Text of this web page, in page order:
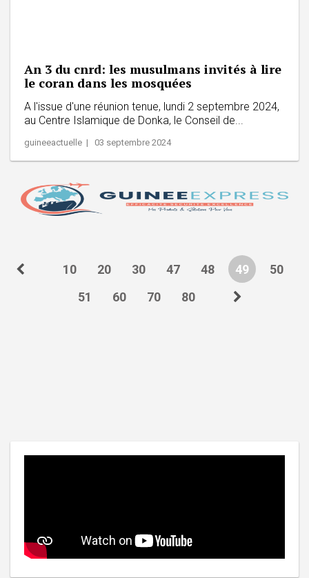
An 3 du cnrd: les musulmans invités à lire
le coran dans les mosquées
A l'issue d'une réunion tenue, lundi 2 septembre 2024,
au Centre Islamique de Donka, le Conseil de...
guineeactuelle | 03 septembre 2024
10 20 30 47 48 49
50
51
60 70 80